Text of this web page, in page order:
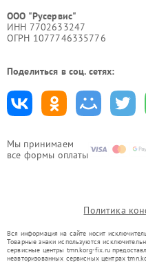
Мы принимаем
все формы оплаты
ООО "Русервис"
ИНН 7702633247
ОГРН 1077746335776
Поделиться в соц. сетях:
Политика
Вся информация на сайте носит
Товарные знаки используются
сервисные центры tmn.korg-fix.ru
неавторизованных сервисных центрах